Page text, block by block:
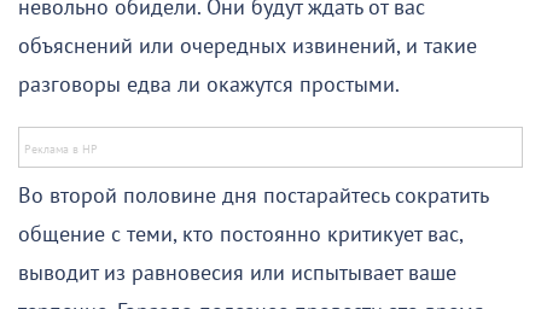
невольно обидели. Они будут ждать от вас
объяснений или очередных извинений, и такие
разговоры едва ли окажутся простыми.
Во второй половине дня постарайтесь сократить
общение с теми, кто постоянно критикует вас,
выводит из равновесия или испытывает ваше